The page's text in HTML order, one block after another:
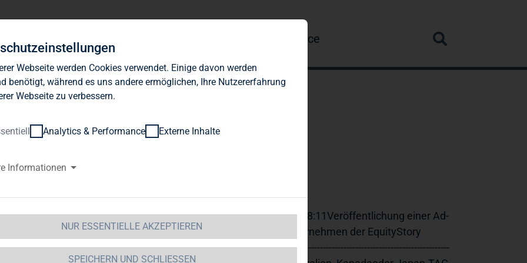
Investor Relations Service
Immobilien AG begibt
Immobilien AG  / Schlagwort(e): Kapitalmaßnahme25.06.2012 08:11Veröffentlichung einer Ad-
Mitteilung nach § 15 WpHG, übermittelt durchdie DGAP - ein Unternehmen der EquityStory
den Inhalt der Mitteilung ist der Emittent verantwortlich.-----------------------------------------------------------
Webseite werden Cookies verwendet. Einige davon werden
benötigt, während es uns andere ermöglichen, Ihre Nutzererfahrung
Webseite zu verbessern.
Analytics & Performance Externe Inhalte
Informationen
NUR ESSENTIELLE AKZEPTIEREN
SPEICHERN UND SCHLIESSEN